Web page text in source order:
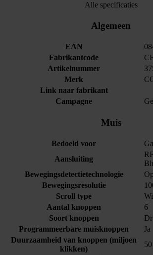
Alle specificaties
Algemeen
EAN
Fabrikantcode
Artikelnummer
Merk
Link naar fabrikant
Campagne
Muis
Bedoeld voor
Aansluiting
Bewegingsdetectietechnologie
Bewegingsresolutie
Scroll type
Aantal knoppen
6
Soort knoppen
Programmeerbare muisknoppen
Ja
Duurzaamheid van knoppen (miljoen
klikken)
50